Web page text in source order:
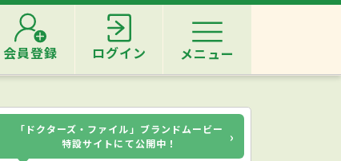
会員登録 ログイン メニュー
「ドクターズ・ファイル」ブランドムービー
特設サイトにて公開中！
›